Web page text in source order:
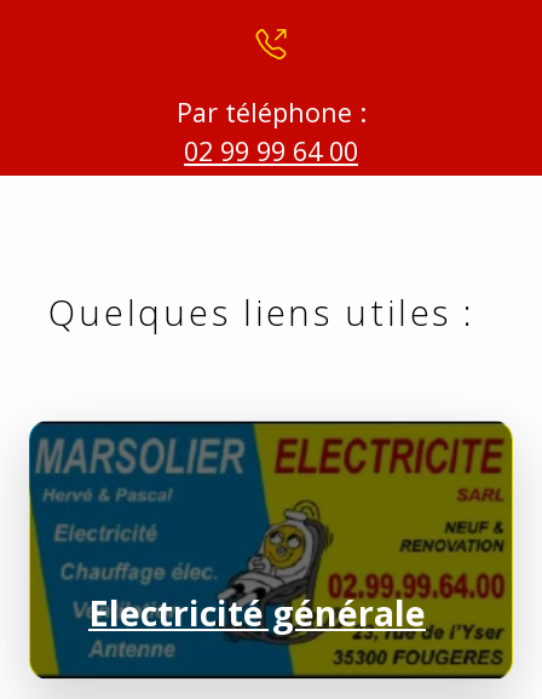
Par téléphone :
02 99 99 64 00
Quelques liens utiles :
Electricité générale